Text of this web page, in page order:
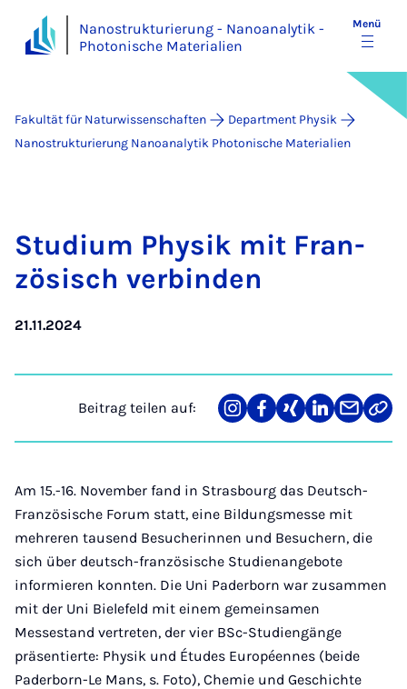
Nanostrukturierung - Nanoanalytik -
Photonische Materialien
Menü
Fakultät für Naturwissenschaften
Department Physik
Nanostrukturierung Nanoanalytik Photonische Materialien
Stu­di­um Phy­sik mit Fran­
zö­sisch ver­bin­den
21.11.2024
Beitrag teilen auf:
Teilen
auf
Teilen
auf
Teilen
auf
Teilen
auf
Teilen
über
Mail
Link
Am 15.-16. November fand in Strasbourg das Deutsch-
Französische Forum statt, eine Bildungsmesse mit
mehreren tausend Besucherinnen und Besuchern, die
sich über deutsch-französische Studienangebote
informieren konnten. Die Uni Paderborn war zusammen
mit der Uni Bielefeld mit einem gemeinsamen
Messestand vertreten, der vier BSc-Studiengänge
präsentierte: Physik und Études Européennes (beide
Paderborn-Le Mans, s. Foto), Chemie und Geschichte